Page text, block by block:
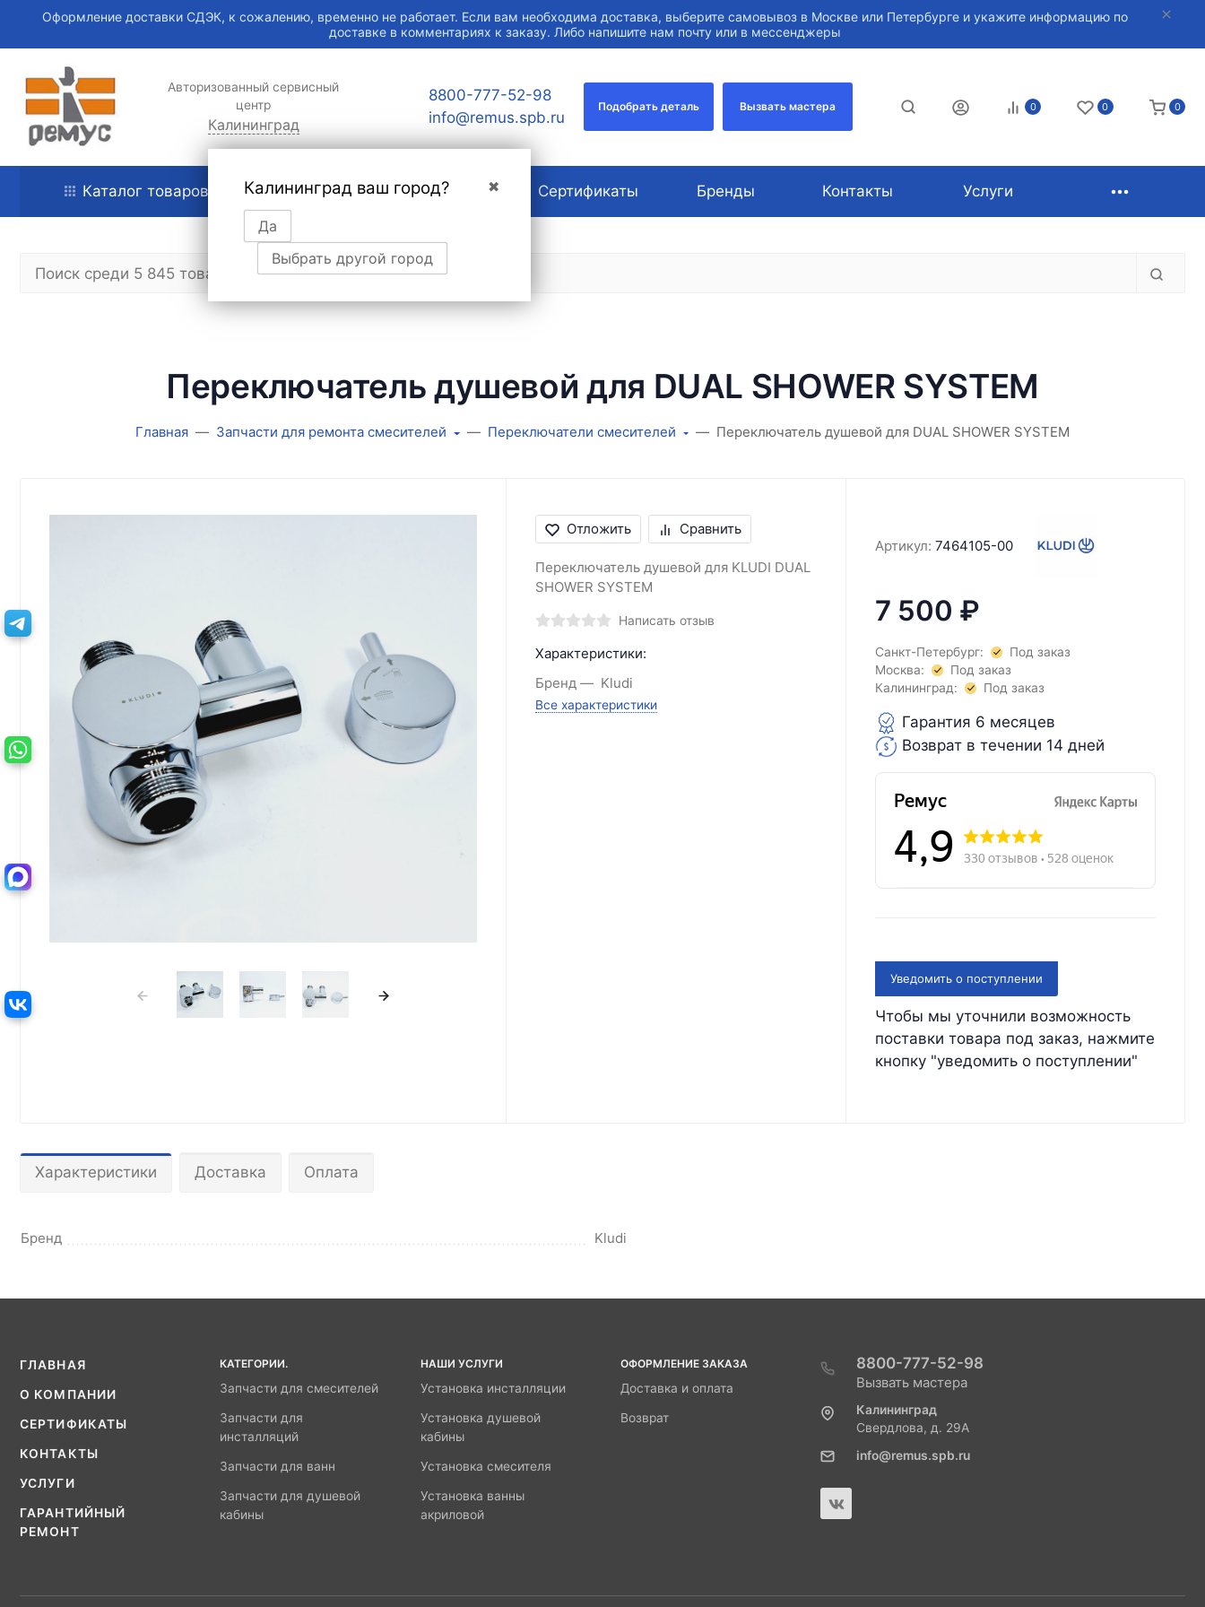
Оформление доставки СДЭК, к сожалению, временно не работает. Если вам необходима доставка, выберите самовывоз в Москве или Петербурге и укажите информацию по
доставке в комментариях к заказу. Либо напишите нам почту или в мессенджеры
Авторизованный сервисный
центр
Калининград
✖
Калининград ваш город?
Да
Выбрать другой город
8800-777-52-98
info@remus.spb.ru
Подобрать деталь Вызвать мастера 0 0 0
Каталог товаров Главная О компании Сертификаты Бренды Контакты Услуги
Переключатель душевой для DUAL SHOWER SYSTEM
Главная Запчасти для ремонта смесителей Переключатели смесителей Переключатель душевой для DUAL SHOWER SYSTEM
Отложить Сравнить
Переключатель душевой для KLUDI DUAL
SHOWER SYSTEM
Написать отзыв
Характеристики:
Бренд
Kludi
Все характеристики
Артикул: 7464105-00
7 500 ₽
Санкт-Петербург:
Под заказ
Москва:
Под заказ
Калининград:
Под заказ
Гарантия 6 месяцев
Возврат в течении 14 дней
Уведомить о поступлении
Чтобы мы уточнили возможность
поставки товара под заказ, нажмите
кнопку "уведомить о поступлении"
Характеристики Доставка Оплата
Бренд Kludi
ГЛАВНАЯ
О КОМПАНИИ
СЕРТИФИКАТЫ
КОНТАКТЫ
УСЛУГИ
ГАРАНТИЙНЫЙ
РЕМОНТ
КАТЕГОРИИ.
Запчасти для смесителей
Запчасти для
инсталляций
Запчасти для ванн
Запчасти для душевой
кабины
НАШИ УСЛУГИ
Установка инсталляции
Установка душевой
кабины
Установка смесителя
Установка ванны
акриловой
ОФОРМЛЕНИЕ ЗАКАЗА
Доставка и оплата
Возврат
8800-777-52-98
Вызвать мастера
Калининград
Свердлова, д. 29А
info@remus.spb.ru